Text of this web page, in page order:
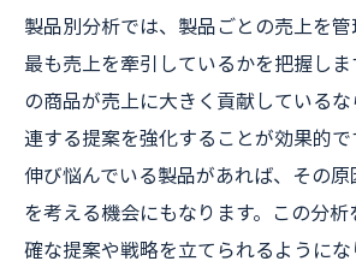
製品別分析では、製品ごとの売上を
最も売上を牽引しているかを把握し
の商品が売上に大きく貢献している
連する提案を強化することが効果的
伸び悩んでいる製品があれば、その
を考える機会にもなります。この分
確な提案や戦略を立てられるようにな